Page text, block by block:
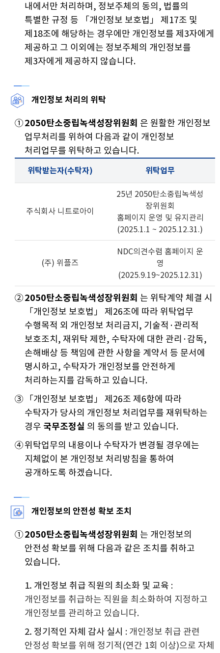
내에서만 처리하며, 정보주체의 동의, 법률의
특별한 규정 등 「개인정보 보호법」 제17조 및
제18조에 해당하는 경우에만 개인정보를 제3자에게
제공하고 그 이외에는 정보주체의 개인정보를
제3자에게 제공하지 않습니다.
개인정보 처리의 위탁
①2050탄소중립녹색성장위원회 은 원활한 개인정보
업무처리를 위하여 다음과 같이 개인정보
처리업무를 위탁하고 있습니다.
위탁받는자(수탁자) 위탁업무
주식회사 니트로아이
25년 2050탄소중립녹색성
장위원회
홈페이지 운영 및 유지관리
(2025.1.1 ~ 2025.12.31.)
(주) 위플즈
NDC의견수렴 홈페이지 운
영
(2025.9.19~2025.12.31)
②2050탄소중립녹색성장위원회 는 위탁계약 체결 시
「개인정보 보호법」 제26조에 따라 위탁업무
수행목적 외 개인정보 처리금지, 기술적·관리적
보호조치, 재위탁 제한, 수탁자에 대한 관리·감독,
손해배상 등 책임에 관한 사항을 계약서 등 문서에
명시하고, 수탁자가 개인정보를 안전하게
처리하는지를 감독하고 있습니다.
③
「개인정보 보호법」 제26조 제6항에 따라
수탁자가 당사의 개인정보 처리업무를 재위탁하는
경우 국무조정실 의 동의를 받고 있습니다.
④위탁업무의 내용이나 수탁자가 변경될 경우에는
지체없이 본 개인정보 처리방침을 통하여
공개하도록 하겠습니다.
개인정보의 안전성 확보 조치
①2050탄소중립녹색성장위원회 는 개인정보의
안전성 확보를 위해 다음과 같은 조치를 취하고
있습니다.
1. 개인정보 취급 직원의 최소화 및 교육 :
개인정보를 취급하는 직원을 최소화하여 지정하고
개인정보를 관리하고 있습니다.
2. 정기적인 자체 감사 실시 : 개인정보 취급 관련
안정성 확보를 위해 정기적(연간 1회 이상)으로 자체